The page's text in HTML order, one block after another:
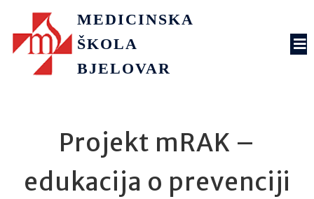
MEDICINSKA
ŠKOLA
BJELOVAR
Projekt mRAK –
edukacija o prevenciji